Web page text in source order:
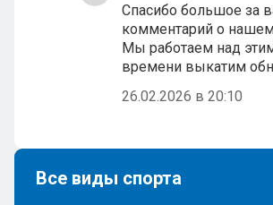
Спасибо большое за
комментарий о нашем
Мы работаем над
времени выкатим
26.02.2026 в 20:10
Все виды спорта